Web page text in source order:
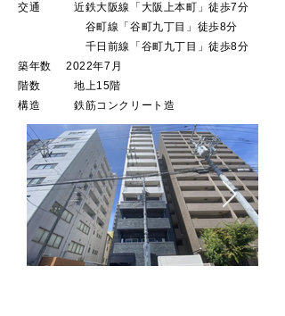
交通 近鉄大阪線「大阪上本町」徒歩7分
谷町線「谷町九丁目」徒歩8分
千日前線「谷町九丁目」徒歩8分
築年数 2022年7月
階数 地上15階
​構造 鉄筋コンクリート造